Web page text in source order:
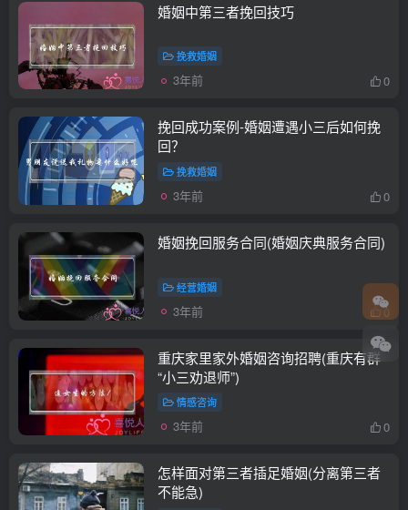
婚姻中第三者挽回技巧
挽救婚姻
3年前 0
挽回成功案例-婚姻遭遇小三后如何挽
回？
挽救婚姻
3年前 0
婚姻挽回服务合同(婚姻庆典服务合同)
经营婚姻
3年前 0
重庆家里家外婚姻咨询招聘(重庆有群
“小三劝退师”)
情感咨询
3年前 0
怎样面对第三者插足婚姻(分离第三者
不能急)